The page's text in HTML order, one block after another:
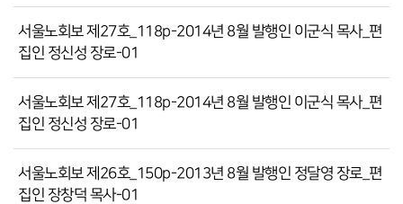
서울노회보 제27호_118p-2014년 8월 발행인 이군식 목사_편
집인 정신성 장로-01
서울노회보 제27호_118p-2014년 8월 발행인 이군식 목사_편
집인 정신성 장로-01
서울노회보 제26호_150p-2013년 8월 발행인 정달영 장로_편
집인 장창덕 목사-01